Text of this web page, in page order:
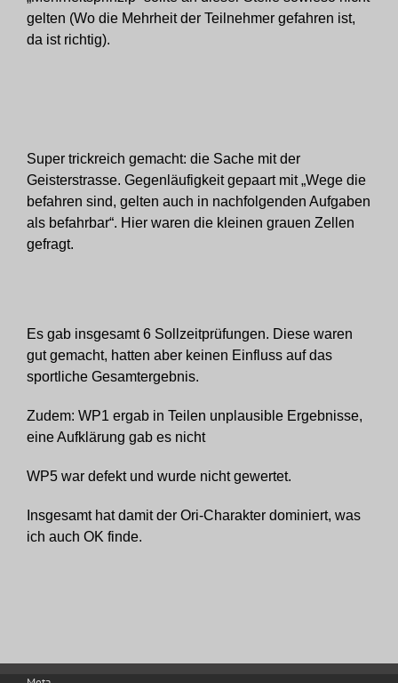
gelten (Wo die Mehrheit der Teilnehmer gefahren ist,
da ist richtig).
Super trickreich gemacht: die Sache mit der
Geisterstrasse. Gegenläufigkeit gepaart mit „Wege die
befahren sind, gelten auch in nachfolgenden Aufgaben
als befahrbar“. Hier waren die kleinen grauen Zellen
gefragt.
Es gab insgesamt 6 Sollzeitprüfungen. Diese waren
gut gemacht, hatten aber keinen Einfluss auf das
sportliche Gesamtergebnis.
Zudem: WP1 ergab in Teilen unplausible Ergebnisse,
eine Aufklärung gab es nicht
WP5 war defekt und wurde nicht gewertet.
Insgesamt hat damit der Ori-Charakter dominiert, was
ich auch OK finde.